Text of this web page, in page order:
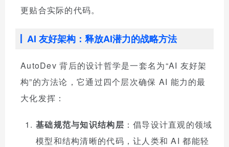
更贴合实际的代码。
AI 友好架构：释放AI潜力的战略方法
AutoDev 背后的设计哲学是一套名为“AI 友好架
构”的方法论，它通过四个层次确保 AI 能力的最
大化发挥：
基础规范与知识结构层 ：倡导设计直观的领域
模型和结构清晰的代码，让人类和 AI 都能轻